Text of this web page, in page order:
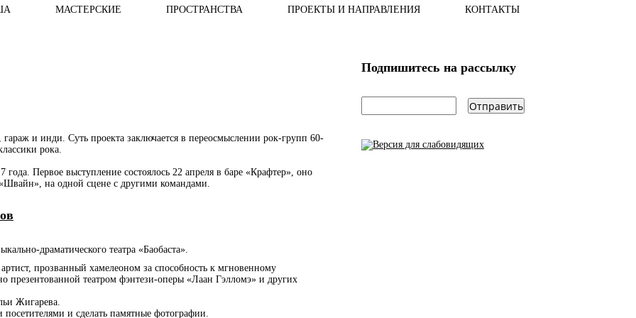
МАСТЕРСКИЕ ПРОСТРАНСТВА ПРОЕКТЫ И НАПРАВЛЕНИЯ КОНТАКТЫ
и инди. Суть проекта заключается в переосмыслении рок-групп 60-
рока.
Первое выступление состоялось 22 апреля в баре «Крафтер», оно
на одной сцене с другими командами.
драматического театра «Баобаста».
прозванный хамелеоном за способность к мгновенному
театром фэнтези-оперы «Лаан Гэлломэ» и других
Жигарева.
посетителями и сделать памятные фотографии.
Подпишитесь на рассылку